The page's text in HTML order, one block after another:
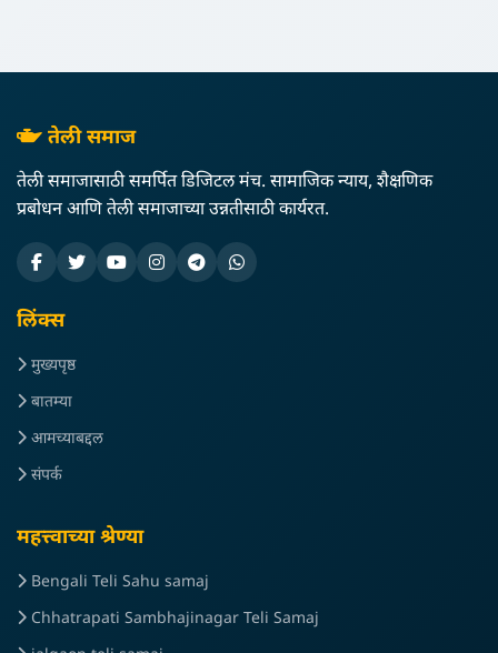
तेली समाज
तेली समाजासाठी समर्पित डिजिटल मंच. सामाजिक न्याय, शैक्षणिक
प्रबोधन आणि तेली समाजाच्या उन्नतीसाठी कार्यरत.
लिंक्स
मुख्यपृष्ठ
बातम्या
आमच्याबद्दल
संपर्क
महत्त्वाच्या श्रेण्या
Bengali Teli Sahu samaj
Chhatrapati Sambhajinagar Teli Samaj